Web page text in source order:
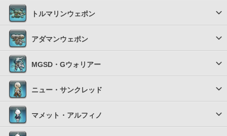
トルマリンウェポン
アダマンウェポン
MGSD・Gウォリアー
ニュー・サンクレッド
マメット・アルフィノ